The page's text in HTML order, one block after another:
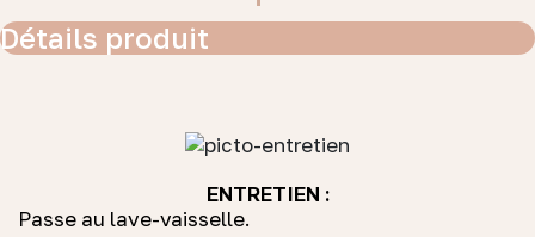
Détails produit
ENTRETIEN :
Passe au lave-vaisselle.